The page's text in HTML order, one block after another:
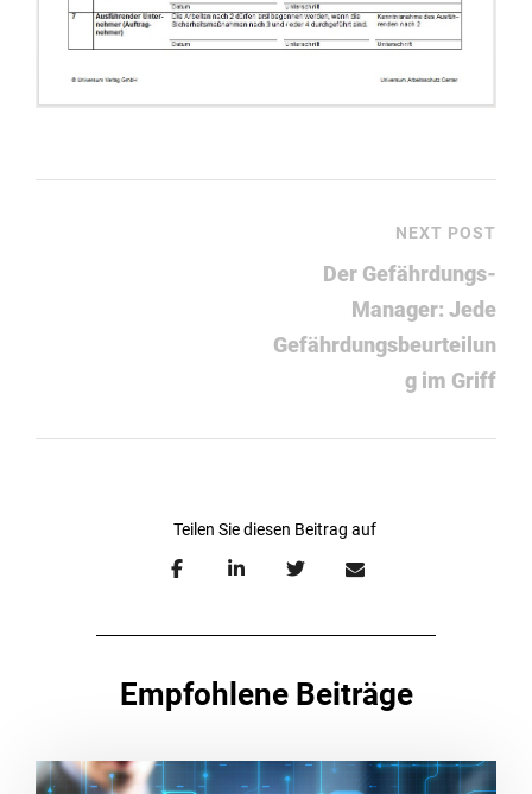
NEXT POST
Der Gefährdungs-
Manager: Jede
Gefährdungsbeurteilun
g im Griff
Empfohlene Beiträge